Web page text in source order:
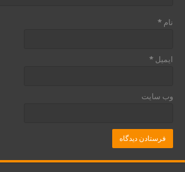
نام*
ایمیل*
وب‌ سایت